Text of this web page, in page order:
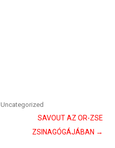
Uncategorized
SAVOUT AZ OR-ZSE
ZSINAGÓGÁJÁBAN →